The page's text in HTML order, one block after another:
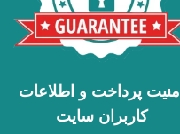
امنیت پرداخت و اطلاعات
کاربران سایت